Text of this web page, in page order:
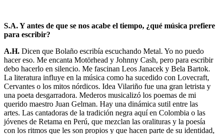
S.A. Y antes de que se nos acabe el tiempo, ¿qué música prefiere
para escribir?
A.H. Dicen que Bolaño escribía escuchando Metal. Yo no puedo
hacer eso. Me encanta Motörhead y Johnny Cash, pero para escribir
debo hacerlo en silencio. Me fascinan Leos Janacek y Bela Bartok.
La literatura influye en la música como ha sucedido con Lovecraft,
Cervantes o los mitos nórdicos. Idea Vilariño fue una gran letrista y
una poeta desgarradora. Mederos musicalizó los poemas de mi
querido maestro Juan Gelman. Hay una dinámica sutil entre las
artes. Las cantadoras de la tradición negra aquí en Colombia o las
jóvenes de Retama en Perú, que mezclan las oralituras y la poesía
con los ritmos que les son propios y que hacen parte de su identidad,